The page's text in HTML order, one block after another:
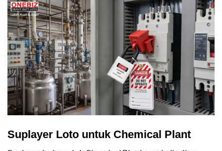
Suplayer Loto untuk Chemical Plant